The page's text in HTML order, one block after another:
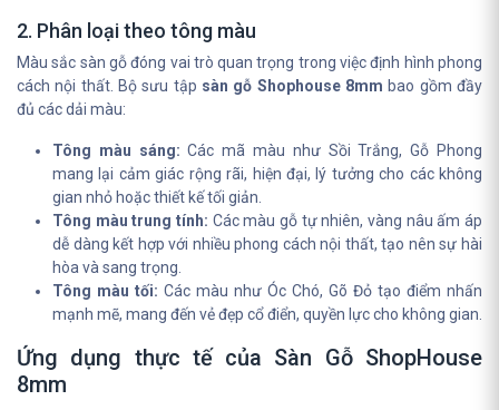
2. Phân loại theo tông màu
Màu sắc sàn gỗ đóng vai trò quan trọng trong việc định hình phong
cách nội thất. Bộ sưu tập sàn gỗ Shophouse 8mm bao gồm đầy
đủ các dải màu:
Tông màu sáng: Các mã màu như Sồi Trắng, Gỗ Phong
mang lại cảm giác rộng rãi, hiện đại, lý tưởng cho các không
gian nhỏ hoặc thiết kế tối giản.
Tông màu trung tính: Các màu gỗ tự nhiên, vàng nâu ấm áp
dễ dàng kết hợp với nhiều phong cách nội thất, tạo nên sự hài
hòa và sang trọng.
Tông màu tối: Các màu như Óc Chó, Gõ Đỏ tạo điểm nhấn
mạnh mẽ, mang đến vẻ đẹp cổ điển, quyền lực cho không gian.
Ứng dụng thực tế của Sàn Gỗ ShopHouse
8mm